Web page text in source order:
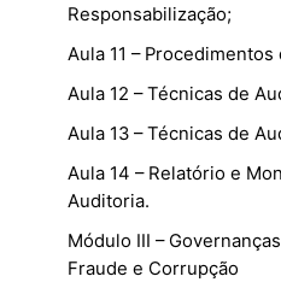
Responsabilização;
Aula 11 –
Aula 12 – Técnicas de
Aula 13 – Técnicas de
Aula 14 – Relatório e
Auditoria.
Módulo III –
Fraude e Corrupção